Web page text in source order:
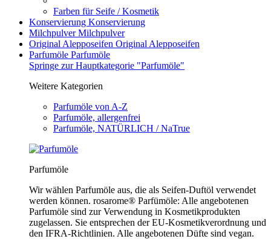
Farben für Seife / Kosmetik
Konservierung Konservierung
MilchpulverMilchpulver
Original Alepposeifen Original Alepposeifen
Parfumöle Parfumöle
Springe zur Hauptkategorie "Parfumöle"
Weitere Kategorien
Parfumöle von A-Z
Parfumöle, allergenfrei
Parfumöle, NATÜRLICH / NaTrue
Parfumöle
Wir wählen Parfumöle aus, die als Seifen-Duftöl verwendet
werden können. rosarome® Parfümöle: Alle angebotenen
Parfumöle sind zur Verwendung in Kosmetikprodukten
zugelassen. Sie entsprechen der EU-Kosmetikverordnung und
den IFRA-Richtlinien. Alle angebotenen Düfte sind vegan.